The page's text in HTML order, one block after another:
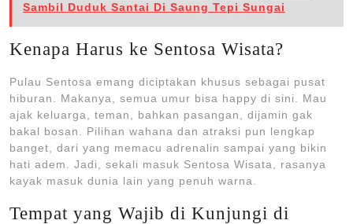
Sambil Duduk Santai Di Saung Tepi Sungai
Kenapa Harus ke Sentosa Wisata?
Pulau Sentosa emang diciptakan khusus sebagai pusat
hiburan. Makanya, semua umur bisa happy di sini. Mau
ajak keluarga, teman, bahkan pasangan, dijamin gak
bakal bosan. Pilihan wahana dan atraksi pun lengkap
banget, dari yang memacu adrenalin sampai yang bikin
hati adem. Jadi, sekali masuk Sentosa Wisata, rasanya
kayak masuk dunia lain yang penuh warna.
Tempat yang Wajib di Kunjungi di